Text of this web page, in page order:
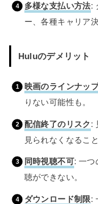
多様な支払い方法:
ー、各種キャリア
Huluのデメリット
映画のラインナッ
りない可能性も。
配信終了のリスク :
見られなくなること
同時視聴不可: 一つ
聴ができない。
ダウンロード制限: